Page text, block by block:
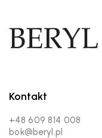
Kontakt
+48 609 814 008
bok@beryl.pl